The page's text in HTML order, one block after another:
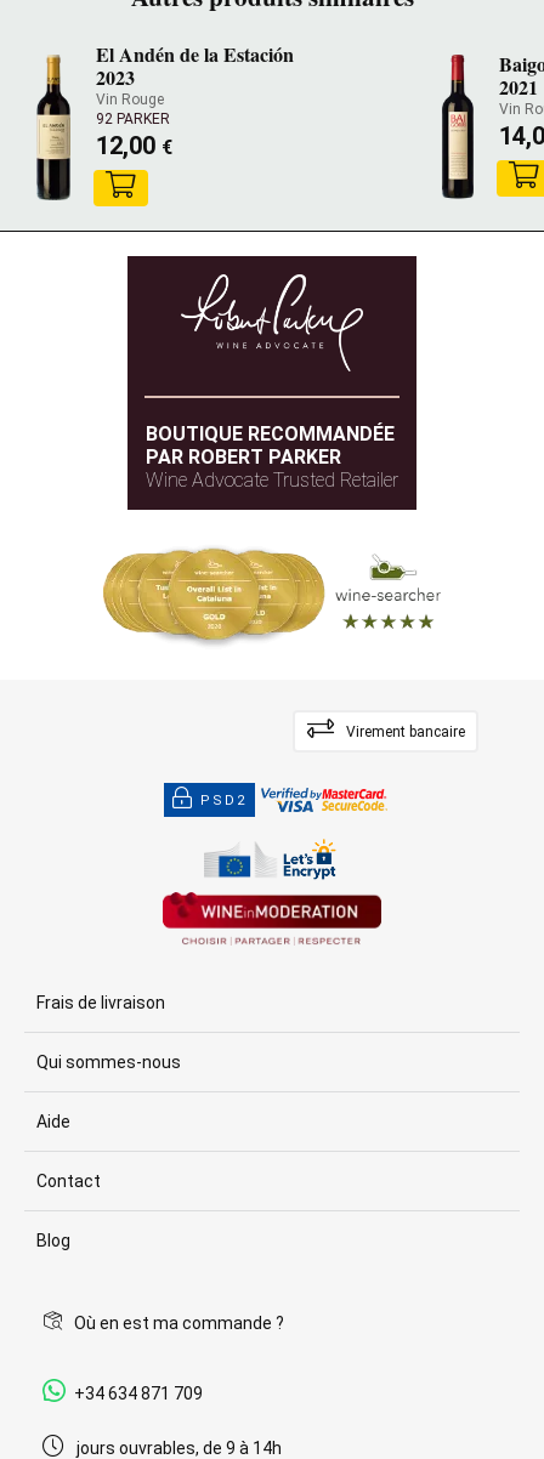
El Andén de la Estación
2023
Vin Rouge
92 PARKER
12,00 €
2021
Vin
BOUTIQUE RECOMMANDÉE
PAR ROBERT PARKER
Wine Advocate Trusted Retailer
Virement bancaire
PSD2
Frais de livraison
Qui sommes-nous
Aide
Contact
Blog
Où en est ma commande ?
+34 634 871 709
jours ouvrables, de 9 à 14h